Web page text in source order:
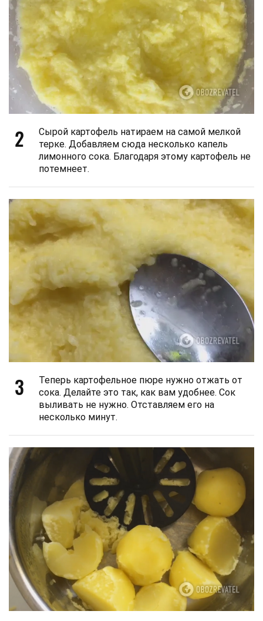
2
Сырой картофель натираем на самой мелкой
терке. Добавляем сюда несколько капель
лимонного сока. Благодаря этому картофель не
потемнеет.
3
Теперь картофельное пюре нужно отжать от
сока. Делайте это так, как вам удобнее. Сок
выливать не нужно. Отставляем его на
несколько минут.